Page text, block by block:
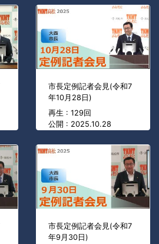
市長定例記者会見(令和7
年10月28日)
再生 : 129回
公開 : 2025.10.28
市長定例記者会見(令和7
年9月30日)